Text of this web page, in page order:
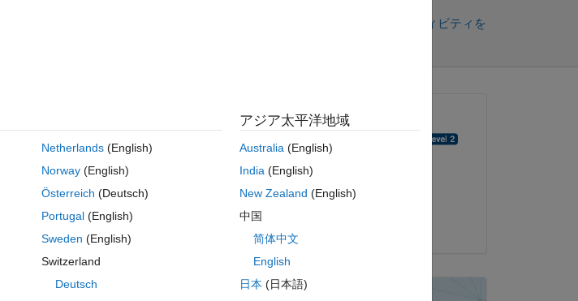
サインインしてアクティビティを
0 投票
S'.
質問済み:
2019 年 7 月 24 日
コメント済み:
Netherlands(English)
Norway(English)
Österreich (Deutsch)
Portugal(English)
Sweden (English)
Switzerland
Deutsch
アジア太平洋地域
Australia(English)
India(English)
New Zealand (English)
中国
简体中文
English
日本 (日本語)